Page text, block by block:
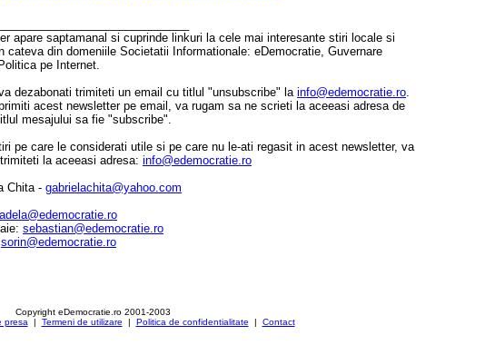
apare saptamanal si cuprinde linkuri la cele mai interesante stiri locale si
cateva din domeniile Societatii Informationale: eDemocratie, Guvernare
pe Internet.
dezabonati trimiteti un email cu titlul "unsubscribe" la info@edemocratie.ro.
acest newsletter pe email, va rugam sa ne scrieti la aceeasi adresa de
mesajului sa fie "subscribe".
pe care le considerati utile si pe care nu le-ati regasit in acest newsletter, va
la aceeasi adresa: info@edemocratie.ro
Chita - gabrielachita@yahoo.com
adela@edemocratie.ro
sebastian@edemocratie.ro
sorin@edemocratie.ro
Copyright eDemocratie.ro 2001-2003
presa | Termeni de utilizare | Politica de confidentialitate | Contact